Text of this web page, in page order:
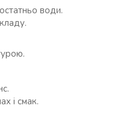
води.
і смак.